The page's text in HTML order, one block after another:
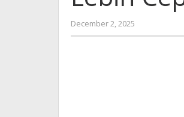
December 2, 2025
admin